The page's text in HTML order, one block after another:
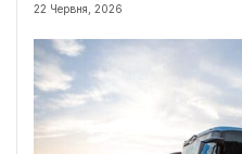
22 Червня, 2026